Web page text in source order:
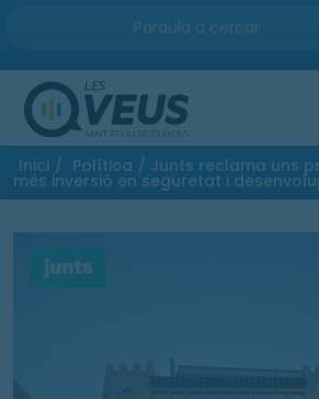
ENTRA
Inici / Política / Junts reclama uns
més inversió en seguretat i